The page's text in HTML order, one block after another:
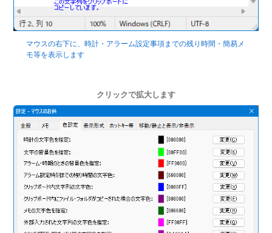
マウスの右下に、時計・アラーム設定事項までの残り時間・簡易メ
モ等を表示します
クリックで拡大します